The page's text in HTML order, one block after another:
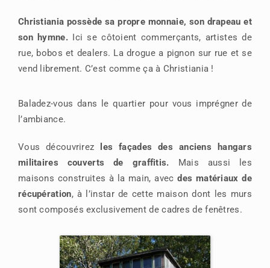
Christiania possède sa propre monnaie, son drapeau et
son hymne.Ici se côtoient commerçants, artistes de
rue, bobos et dealers. La drogue a pignon sur rue et se
vend librement. C’est comme ça à Christiania !
Baladez-vous dans le quartier pour vous imprégner de
l’ambiance.
Vous découvrirez
les façades des anciens hangars
militaires couverts de graffitis. Mais aussi les
maisons construites à la main, avecdes matériaux de
récupération, à l’instar de cette maison dont les murs
sont composés exclusivement de cadres de fenêtres.